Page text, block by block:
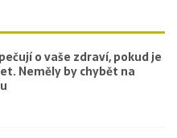
o vaše zdraví, pokud je
Neměly by chybět na